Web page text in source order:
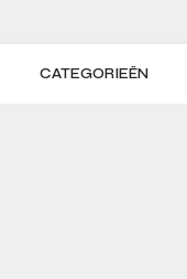
CATEGORIEËN